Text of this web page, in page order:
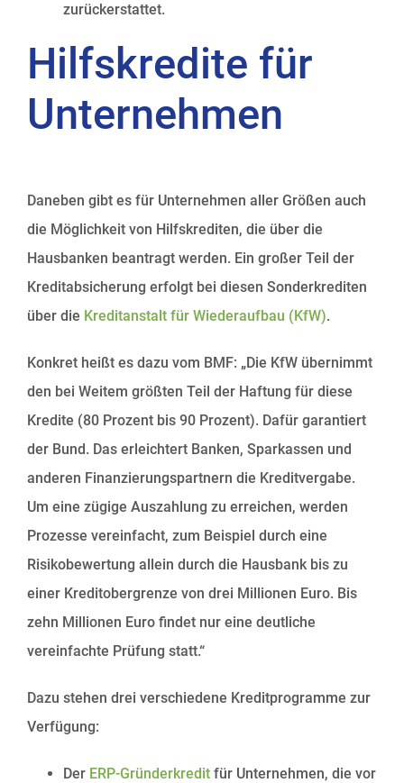
zurückerstattet.
Hilfskredite für
Unternehmen
Daneben gibt es für Unternehmen aller Größen auch
die Möglichkeit von Hilfskrediten, die über die
Hausbanken beantragt werden. Ein großer Teil der
Kreditabsicherung erfolgt bei diesen Sonderkrediten
über die Kreditanstalt für Wiederaufbau (KfW).
Konkret heißt es dazu vom BMF: „Die KfW übernimmt
den bei Weitem größten Teil der Haftung für diese
Kredite (80 Prozent bis 90 Prozent). Dafür garantiert
der Bund. Das erleichtert Banken, Sparkassen und
anderen Finanzierungspartnern die Kreditvergabe.
Um eine zügige Auszahlung zu erreichen, werden
Prozesse vereinfacht, zum Beispiel durch eine
Risikobewertung allein durch die Hausbank bis zu
einer Kreditobergrenze von drei Millionen Euro. Bis
zehn Millionen Euro findet nur eine deutliche
vereinfachte Prüfung statt.“
Dazu stehen drei verschiedene Kreditprogramme zur
Verfügung:
Der ERP-Gründerkredit für Unternehmen, die vor